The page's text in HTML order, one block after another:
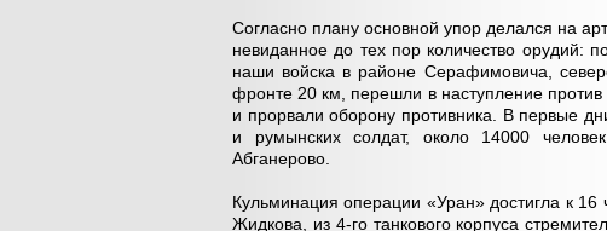
Согласно плану основной упор делался на
невиданное до тех пор количество орудий:
наши войска в районе Серафимовича,
фронте 20 км, перешли в наступление
и прорвали оборону противника. В первые
и румынских солдат, около 14000
Абганерово.
Кульминация операции «Уран» достигла к 16
Жидкова, из 4-го танкового корпуса